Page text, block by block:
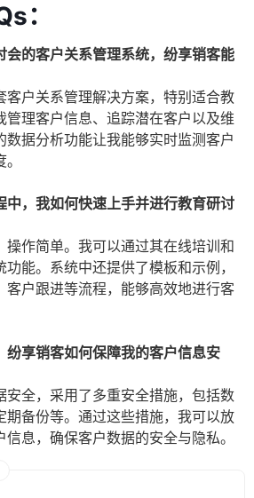
：
会的客户关系管理系统，纷享销客能
客户关系管理解决方案，特别适合教
管理客户信息、追踪潜在客户以及维
数据分析功能让我能够实时监测客户
中，我如何快速上手并进行教育研讨
操作简单。我可以通过其在线培训和
能。系统中还提供了模板和示例，
客户跟进等流程，能够高效地进行客
纷享销客如何保障我的客户信息安
安全，采用了多重安全措施，包括数
期备份等。通过这些措施，我可以放
息，确保客户数据的安全与隐私。